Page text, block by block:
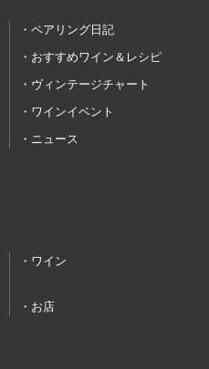
ペアリング日記
おすすめワイン＆レシピ
ヴィンテージチャート
ワインイベント
ニュース
ワイン
お店